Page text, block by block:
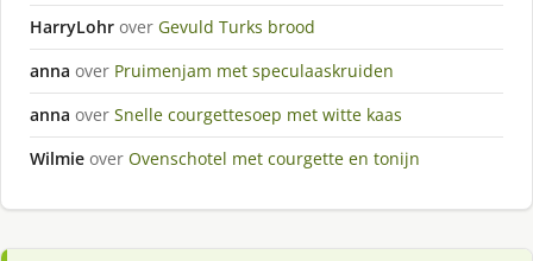
HarryLohr over Gevuld Turks brood
anna over Pruimenjam met speculaaskruiden
anna over Snelle courgettesoep met witte kaas
Wilmie over Ovenschotel met courgette en tonijn